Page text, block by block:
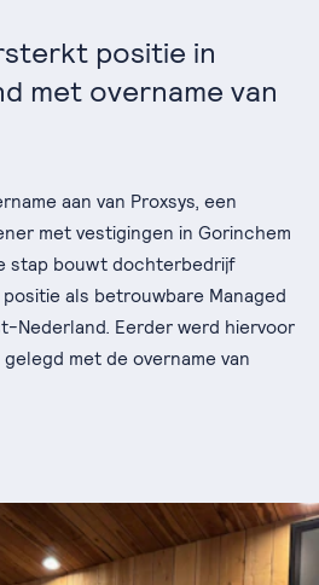
positie in
met overname van
aan van Proxsys, een
met vestigingen in Gorinchem
stap bouwt dochterbedrijf
als betrouwbare Managed
Nederland. Eerder werd hiervoor
met de overname van